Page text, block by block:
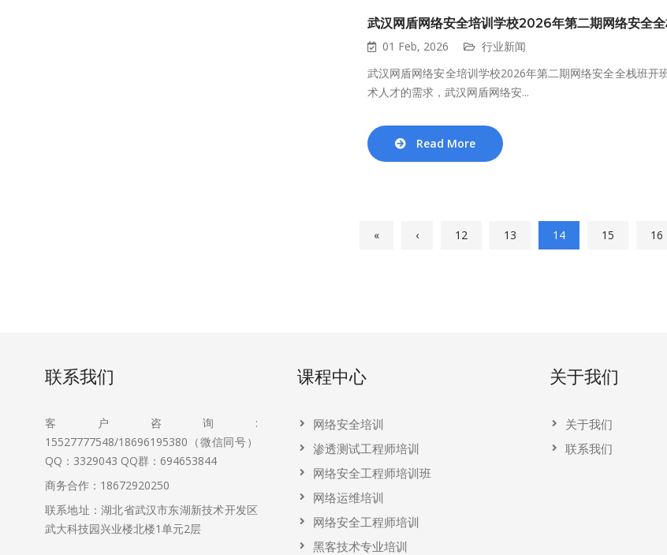
武汉网盾网络安全培训学校2026年第二期网络安全
01 Feb, 2026
行业新闻
武汉网盾网络安全培训学校2026年第二期网络安全全栈班
术人才的需求，武汉网盾网络安...
Read More
« ‹ 12 13 14 15 16
联系我们
客户咨询:
15527777548/18696195380（微信同号）
QQ：3329043 QQ群：694653844
商务合作：18672920250
联系地址：湖北省武汉市东湖新技术开发区
武大科技园兴业楼北楼1单元2层
课程中心
网络安全培训
渗透测试工程师培训
网络安全工程师培训班
网络运维培训
网络安全工程师培训
黑客技术专业培训
关于我们
关于我们
联系我们